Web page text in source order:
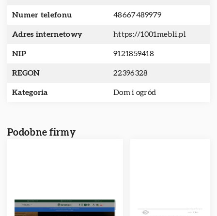
Numer telefonu 48667489979
Adres internetowy https://1001mebli.pl
NIP 9121859418
REGON 22396328
Kategoria Dom i ogród
Podobne firmy